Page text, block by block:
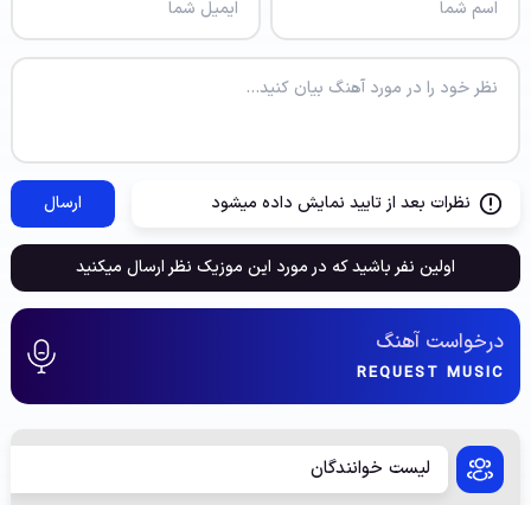
نظرات بعد از تایید نمایش داده میشود ارسال
اولین نفر باشید که در مورد این موزیک نظر ارسال میکنید
درخواست آهنگ
REQUEST MUSIC
لیست خوانندگان